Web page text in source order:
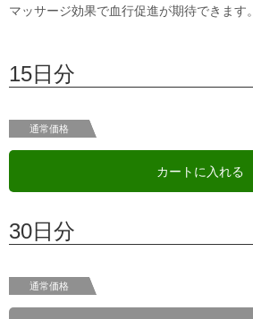
マッサージ効果で血行促進が期待できます。
15日分
通常価格
カートに入れる
30日分
通常価格